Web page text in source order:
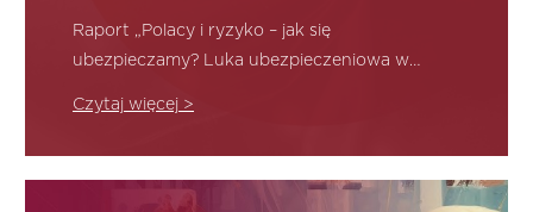
Raport „Polacy i ryzyko – jak się
ubezpieczamy? Luka ubezpieczeniowa w
Czytaj więcej >